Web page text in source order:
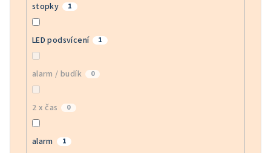
stopky 1
LED podsvícení 1
alarm / budík 0
2 x čas 0
alarm 1